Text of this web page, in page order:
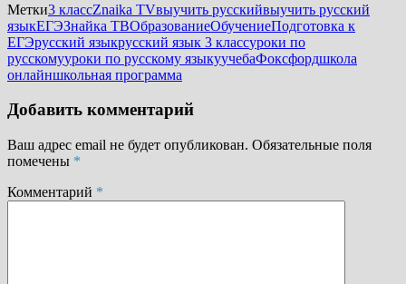
Метки3 классZnaika TVвыучить русскийвыучить русский
языкЕГЭЗнайка ТВОбразованиеОбучениеПодготовка к
ЕГЭрусский языкрусский язык 3 классуроки по
русскомууроки по русскому языкуучебаФоксфордшкола
онлайншкольная программа
Добавить комментарий
Ваш адрес email не будет опубликован. Обязательные поля
помечены *
Комментарий *